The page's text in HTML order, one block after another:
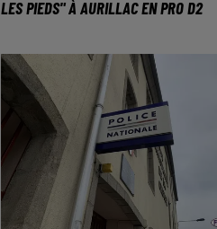
LES PIEDS" À AURILLAC EN PRO D2